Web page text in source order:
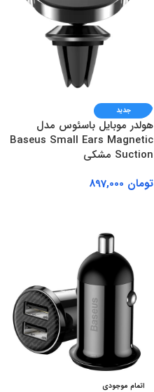
جدید
هولدر موبایل باسئوس مدل
Baseus Small Ears Magnetic
Suction مشکی
تومان
اتمام موجودی